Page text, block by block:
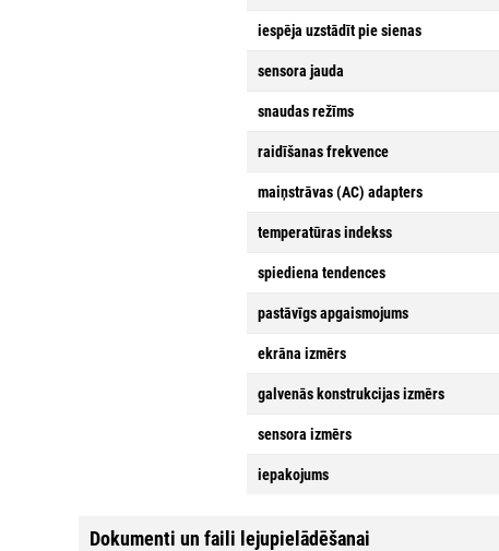
iespēja uzstādīt pie sienas
sensora jauda
snaudas režīms
raidīšanas frekvence
maiņstrāvas (AC) adapters
temperatūras indekss
spiediena tendences
pastāvīgs apgaismojums
ekrāna izmērs
galvenās konstrukcijas izmērs
sensora izmērs
iepakojums
Dokumenti un faili lejupielādēšanai